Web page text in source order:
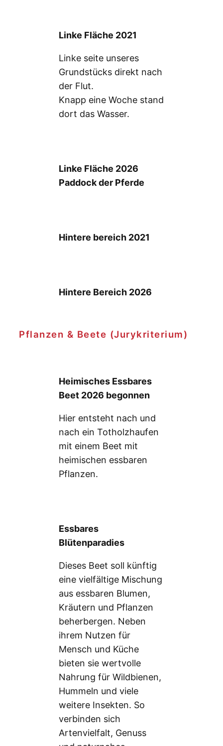
Linke Fläche 2021
Linke seite unseres
Grundstücks direkt nach
der Flut.
Knapp eine Woche stand
dort das Wasser.
Linke Fläche 2026
Paddock der Pferde
Hintere bereich 2021
Hintere Bereich 2026
Pflanzen & Beete (Jurykriterium)
Heimisches Essbares
Beet 2026 begonnen
Hier entsteht nach und
nach ein Totholzhaufen
mit einem Beet mit
heimischen essbaren
Pflanzen.
Essbares
Blütenparadies
Dieses Beet soll künftig
eine vielfältige Mischung
aus essbaren Blumen,
Kräutern und Pflanzen
beherbergen. Neben
ihrem Nutzen für
Mensch und Küche
bieten sie wertvolle
Nahrung für Wildbienen,
Hummeln und viele
weitere Insekten. So
verbinden sich
Artenvielfalt, Genuss